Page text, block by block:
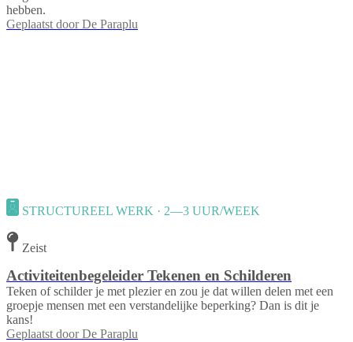
hebben.
Geplaatst door De Paraplu
STRUCTUREEL WERK · 2—3 UUR/WEEK
Zeist
Activiteitenbegeleider Tekenen en Schilderen
Teken of schilder je met plezier en zou je dat willen delen met een
groepje mensen met een verstandelijke beperking? Dan is dit je
kans!
Geplaatst door De Paraplu